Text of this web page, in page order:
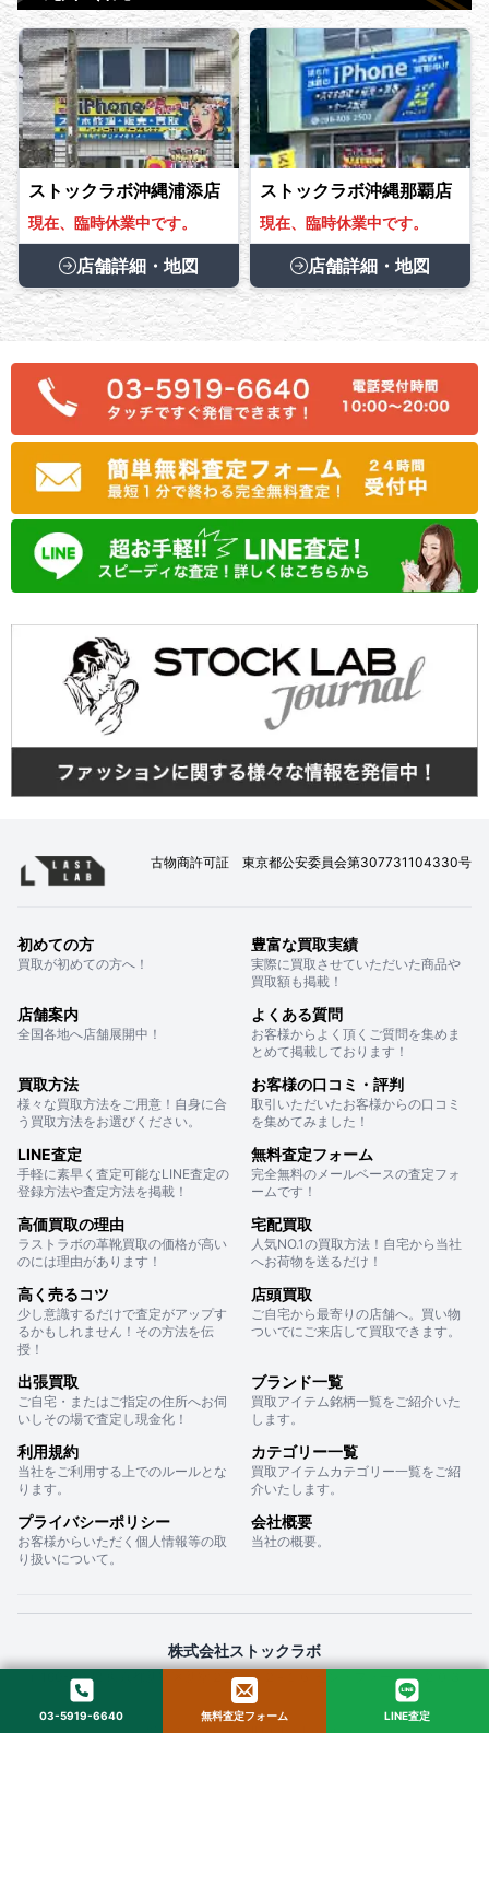
ストックラボ沖縄浦添店
現在、臨時休業中です。
店舗詳細・地図
ストックラボ沖縄那覇店
現在、臨時休業中です。
店舗詳細・地図
古物商許可証 東京都公安委員会第307731104330号
初めての方
買取が初めての方へ！
豊富な買取実績
実際に買取させていただいた商品や
買取額も掲載！
店舗案内
全国各地へ店舗展開中！
よくある質問
お客様からよく頂くご質問を集めま
とめて掲載しております！
買取方法
様々な買取方法をご用意！自身に合
う買取方法をお選びください。
お客様の口コミ・評判
取引いただいたお客様からの口コミ
を集めてみました！
LINE査定
手軽に素早く査定可能なLINE査定の
登録方法や査定方法を掲載！
無料査定フォーム
完全無料のメールベースの査定フォ
ームです！
高価買取の理由
ラストラボの革靴買取の価格が高い
のには理由があります！
宅配買取
人気NO.1の買取方法！自宅から当社
へお荷物を送るだけ！
高く売るコツ
少し意識するだけで査定がアップす
るかもしれません！その方法を伝
授！
店頭買取
ご自宅から最寄りの店舗へ。買い物
ついでにご来店して買取できます。
出張買取
ご自宅・またはご指定の住所へお伺
いしその場で査定し現金化！
ブランド一覧
買取アイテム銘柄一覧をご紹介いた
します。
利用規約
当社をご利用する上でのルールとな
ります。
カテゴリー一覧
買取アイテムカテゴリー一覧をご紹
介いたします。
プライバシーポリシー
お客様からいただく個人情報等の取
り扱いについて。
会社概要
当社の概要。
株式会社ストックラボ
〒160-0022 東京都新宿区新宿２丁目１２−１６ セントフォービル ２０３
© 2025 StockLab. All Rights Reserved.
03-5919-6640 無料査定フォーム LINE査定